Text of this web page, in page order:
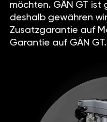
möchten. GÄN GT ist
deshalb gewähren
Zusatzgarantie auf
Garantie auf GÄN GT.